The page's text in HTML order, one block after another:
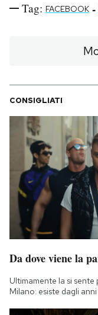
Tag: FACEBOOK -
CONSIGLIATI
Da dove viene la
Ultimamente la si
Milano: esiste dagli